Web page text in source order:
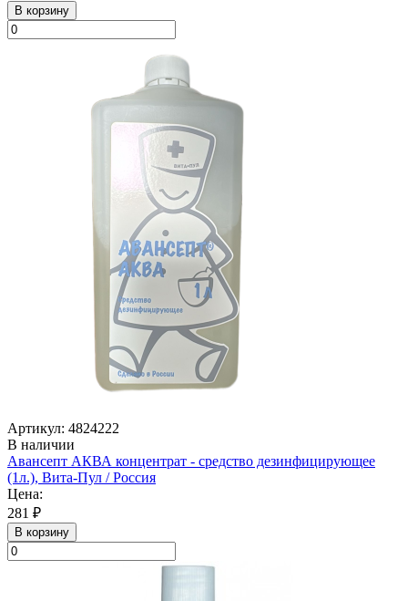
В корзину
Артикул: 4824222
В наличии
Авансепт АКВА концентрат - средство дезинфицирующее
(1л.), Вита-Пул / Россия
Цена:
281 ₽
В корзину